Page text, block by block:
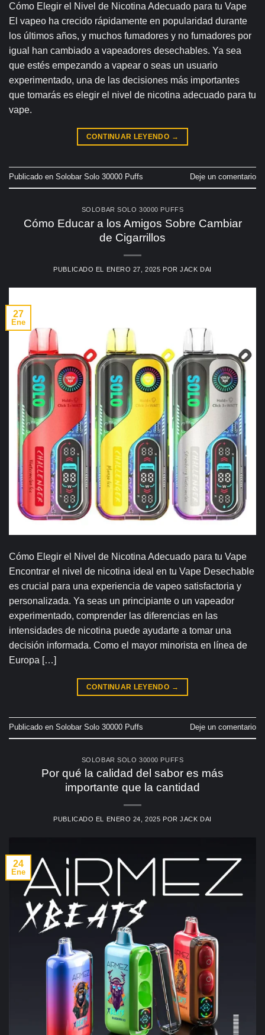
Cómo Elegir el Nivel de Nicotina Adecuado para tu Vape
El vapeo ha crecido rápidamente en popularidad durante
los últimos años, y muchos fumadores y no fumadores por
igual han cambiado a vapeadores desechables. Ya sea
que estés empezando a vapear o seas un usuario
experimentado, una de las decisiones más importantes
que tomarás es elegir el nivel de nicotina adecuado para tu
vape.
CONTINUAR LEYENDO →
Publicado en Solobar Solo 30000 Puffs Deje un comentario
SOLOBAR SOLO 30000 PUFFS
Cómo Educar a los Amigos Sobre Cambiar
de Cigarrillos
PUBLICADO EL ENERO 27, 2025 PORJACK DAI
27
Ene
Cómo Elegir el Nivel de Nicotina Adecuado para tu Vape
Encontrar el nivel de nicotina ideal en tu Vape Desechable
es crucial para una experiencia de vapeo satisfactoria y
personalizada. Ya seas un principiante o un vapeador
experimentado, comprender las diferencias en las
intensidades de nicotina puede ayudarte a tomar una
decisión informada. Como el mayor minorista en línea de
Europa […]
CONTINUAR LEYENDO →
Publicado en Solobar Solo 30000 Puffs Deje un comentario
SOLOBAR SOLO 30000 PUFFS
Por qué la calidad del sabor es más
importante que la cantidad
PUBLICADO EL ENERO 24, 2025 PORJACK DAI
24
Ene